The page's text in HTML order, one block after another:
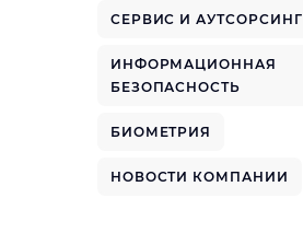
СЕРВИС И АУТСОРСИНГ
ИНФОРМАЦИОННАЯ
БЕЗОПАСНОСТЬ
БИОМЕТРИЯ
НОВОСТИ КОМПАНИИ